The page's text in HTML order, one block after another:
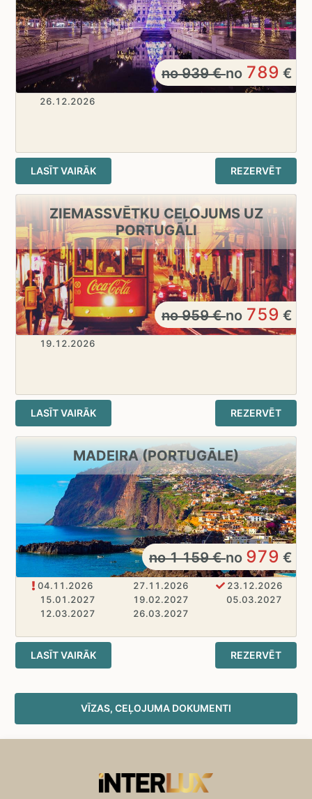
no939€no 789 €
26.12.2026
LASĪT VAIRĀK REZERVĒT
ZIEMASSVĒTKU CEĻOJUMS UZ
PORTUGĀLI
no959€no 759 €
19.12.2026
LASĪT VAIRĀK REZERVĒT
MADEIRA (PORTUGĀLE)
no1 159€no 979 €
04.11.2026 27.11.2026
23.12.2026
15.01.2027
19.02.2027
05.03.2027
12.03.2027
26.03.2027
LASĪT VAIRĀK REZERVĒT
VĪZAS, CEĻOJUMA DOKUMENTI